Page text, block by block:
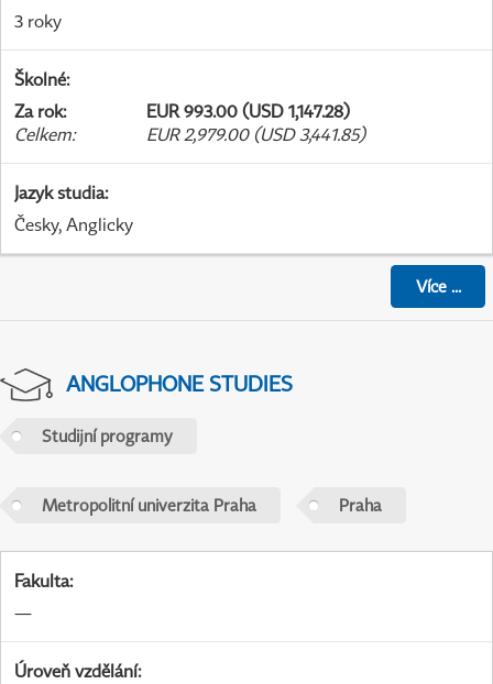
3 roky
Školné:
Za rok:
EUR 993.00 (USD 1,147.28)
Celkem: EUR 2,979.00 (USD 3,441.85)
Jazyk studia:
Česky, Anglicky
Více...
ANGLOPHONE STUDIES
Studijní programy
Metropolitní univerzita Praha Praha
Fakulta:
—
Úroveň vzdělání: